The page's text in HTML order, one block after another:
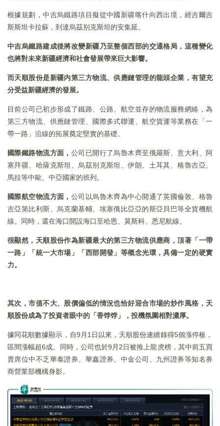
根據規劃，中吉烏鐵路項目擬從中國新疆喀什向西出境，經吉爾吉
斯斯坦卡拉蘇，到達烏茲别克斯坦的安集延。
中吉烏鐵路建成後將改變新疆乃至整個西部的交通格局，這種變化
也將對未來新疆經濟和社會發展帶來巨大影響。
而天順股份是新疆内第三方物流、供應鏈管理的龍頭企業，有望充
分受益新疆經濟的發展。
目前公司已初步形成了鐵路、公路、航空並存的物流服務網絡，為
第三方物流、供應鏈管理、國際多式聯運、航空貨運等業務在「一
帶一路」沿線的拓展奠定堅實的基礎。
國際鐵路物流方面， 公司已開行了烏魯木齊至俄羅斯、意大利、阿
塞拜疆、哈薩克斯坦、烏茲别克斯坦、伊朗、土耳其、格魯吉亞、
馬拉等中歐、中亞國家的班列。
國際航空物流方面， 公司以烏魯木齊為中心開通了英國倫敦、格魯
吉亞第比利斯、烏克蘭基輔、埃塞俄比亞亞的斯亞貝巴等全貨機航
線。同時，還在海口開設海口至哈恩、莫斯科、悉尼航線。
很顯然，天順股份作為新疆最大的第三方物流供應商，頂著「一帶
一路」「統一大市場」「西部開發」等概念光環，具備一定的硬實
力。
其次，市值不大、股價偏低的情況也恰好迎合市場的炒作風格，天
順股份成為了投資者眼中的「香饽饽」，投機氛圍相對濃厚。
據同花順數據顯示，自9月1日以來，天順股份連續錄得5個漲停板，
區間漲幅超6成。同時，公司也於9月2日被推上龍虎榜，其中前五買
賣席位中不乏華泰證券、華鑫證券、中金公司、九州證券等知名券
商營業部機構身影。